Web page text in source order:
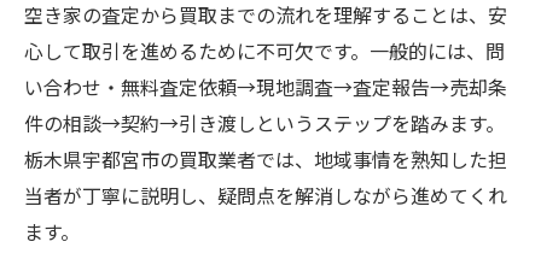
空き家の査定から買取までの流れを理解することは、安
心して取引を進めるために不可欠です。一般的には、問
い合わせ・無料査定依頼→現地調査→査定報告→売却条
件の相談→契約→引き渡しというステップを踏みます。
栃木県宇都宮市の買取業者では、地域事情を熟知した担
当者が丁寧に説明し、疑問点を解消しながら進めてくれ
ます。